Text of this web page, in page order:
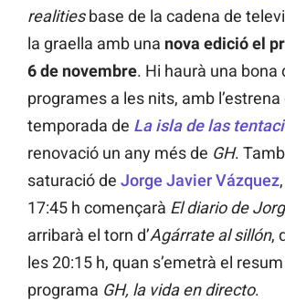
realitiesbase de la cadena de
la graella amb una nova edició el
6 de novembre. Hi haurà una bona
programes a les nits, amb l’estrena
temporada de La isla de las
renovació un any més de GH.
saturació de Jorge Javier Vázquez
17:45 h començarà El diario de
arribarà el torn d’Agárrate al sillón,
les 20:15 h, quan s’emetrà el
programa GH, la vida en directo.